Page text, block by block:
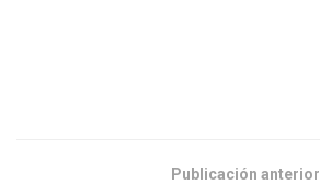
Publicación anterior